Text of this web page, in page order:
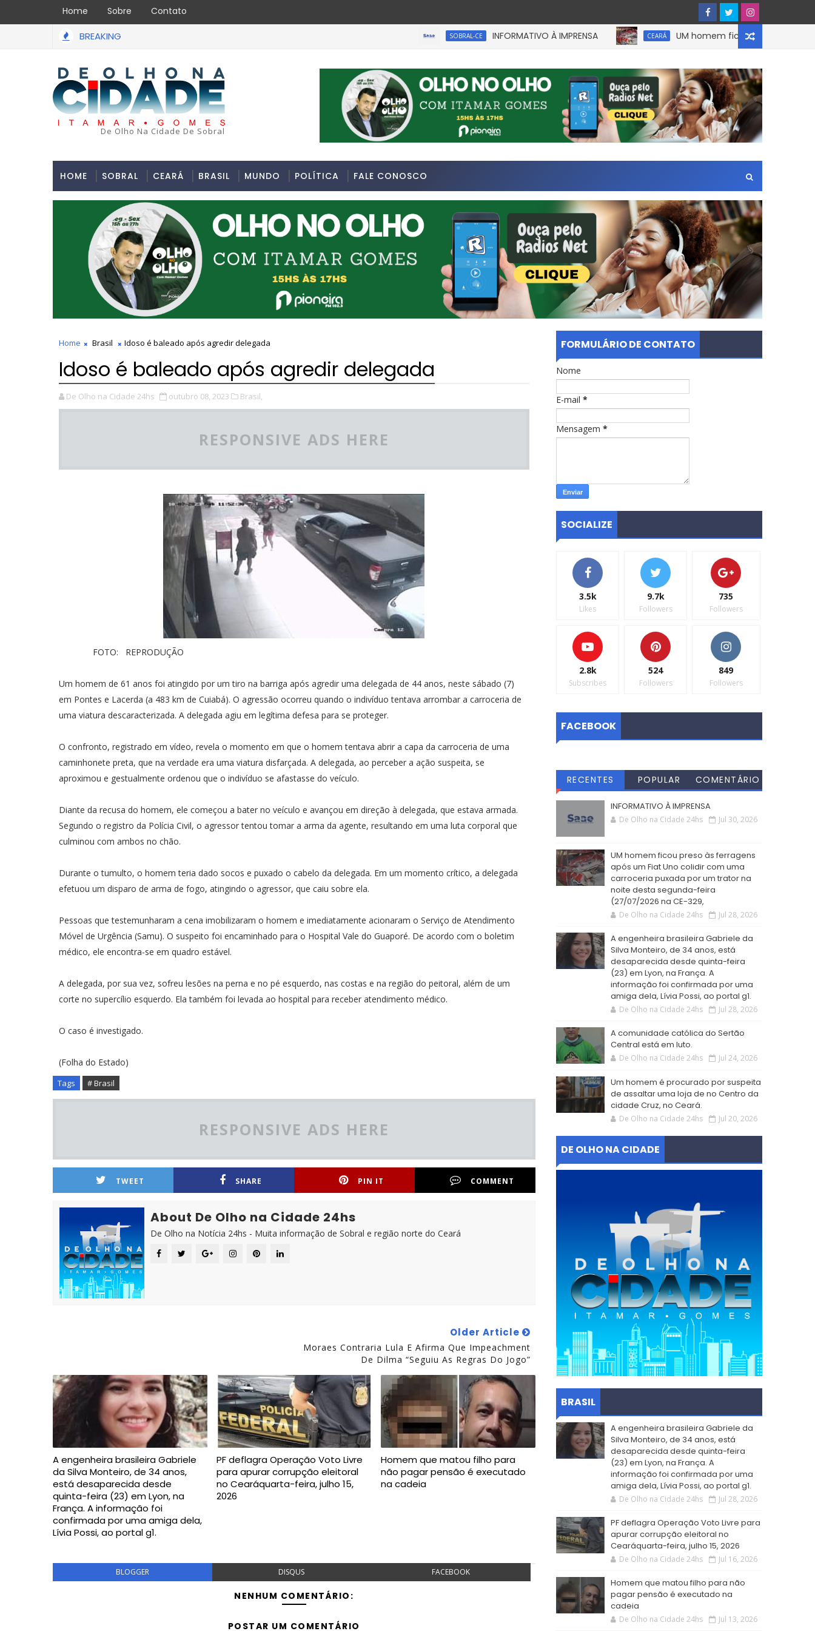
Home Sobre Contato
BREAKING SOBRAL-CE INFORMATIVO À IMPRENSA CEARÁ
UM homem ficou preso às ferragens
De Olho Na Cidade De Sobral
HOME SOBRAL CEARÁ BRASIL MUNDO POLÍTICA FALE CONOSCO
Home Brasil Idoso é baleado após agredir delegada
Idoso é baleado após agredir delegada
De Olho na Cidade 24hs outubro 08, 2023 Brasil,
RESPONSIVE ADS HERE
FOTO: REPRODUÇÃO
Um homem de 61 anos foi atingido por um tiro na barriga após agredir uma delegada de 44 anos, neste sábado (7)
em Pontes e Lacerda (a 483 km de Cuiabá). O agressão ocorreu quando o indivíduo tentava arrombar a carroceria de
uma viatura descaracterizada. A delegada agiu em legítima defesa para se proteger.
O confronto, registrado em vídeo, revela o momento em que o homem tentava abrir a capa da carroceria de uma
caminhonete preta, que na verdade era uma viatura disfarçada. A delegada, ao perceber a ação suspeita, se
aproximou e gestualmente ordenou que o indivíduo se afastasse do veículo.
Diante da recusa do homem, ele começou a bater no veículo e avançou em direção à delegada, que estava armada.
Segundo o registro da Polícia Civil, o agressor tentou tomar a arma da agente, resultando em uma luta corporal que
culminou com ambos no chão.
Durante o tumulto, o homem teria dado socos e puxado o cabelo da delegada. Em um momento crítico, a delegada
efetuou um disparo de arma de fogo, atingindo o agressor, que caiu sobre ela.
Pessoas que testemunharam a cena imobilizaram o homem e imediatamente acionaram o Serviço de Atendimento
Móvel de Urgência (Samu). O suspeito foi encaminhado para o Hospital Vale do Guaporé. De acordo com o boletim
médico, ele encontra-se em quadro estável.
A delegada, por sua vez, sofreu lesões na perna e no pé esquerdo, nas costas e na região do peitoral, além de um
corte no supercílio esquerdo. Ela também foi levada ao hospital para receber atendimento médico.
O caso é investigado.
(Folha do Estado)
Tags # Brasil
RESPONSIVE ADS HERE
TWEET SHARE PIN IT COMMENT
About De Olho na Cidade 24hs
De Olho na Notícia 24hs - Muita informação de Sobral e região norte do Ceará
Older Article
Moraes Contraria Lula E Afirma Que Impeachment
De Dilma “seguiu As Regras Do Jogo”
A engenheira brasileira Gabriele
da Silva Monteiro, de 34 anos,
está desaparecida desde
quinta-feira (23) em Lyon, na
França. A informação foi
confirmada por uma amiga dela,
Lívia Possi, ao portal g1.
PF deflagra Operação Voto Livre
para apurar corrupção eleitoral
no Cearáquarta-feira, julho 15,
2026
Homem que matou filho para
não pagar pensão é executado
na cadeia
BLOGGER DISQUS FACEBOOK
NENHUM COMENTÁRIO:
POSTAR UM COMENTÁRIO
FORMULÁRIO DE CONTATO
Nome
E-mail *
Mensagem *
SOCIALIZE
3.5k
Likes
9.7k
Followers
735
Followers
2.8k
Subscribes
524
Followers
849
Followers
FACEBOOK
RECENTES POPULAR
COMENTÁRIO
INFORMATIVO À IMPRENSA
De Olho na Cidade 24hs Jul 30, 2026
UM homem ficou preso às ferragens
após um Fiat Uno colidir com uma
carroceria puxada por um trator na
noite desta segunda-feira
(27/07/2026 na CE-329,
De Olho na Cidade 24hs Jul 28, 2026
A engenheira brasileira Gabriele da
Silva Monteiro, de 34 anos, está
desaparecida desde quinta-feira
(23) em Lyon, na França. A
informação foi confirmada por uma
amiga dela, Lívia Possi, ao portal g1.
De Olho na Cidade 24hs Jul 28, 2026
A comunidade católica do Sertão
Central está em luto.
De Olho na Cidade 24hs Jul 24, 2026
Um homem é procurado por suspeita
de assaltar uma loja de no Centro da
cidade Cruz, no Ceará.
De Olho na Cidade 24hs Jul 20, 2026
DE OLHO NA CIDADE
BRASIL
A engenheira brasileira Gabriele da
Silva Monteiro, de 34 anos, está
desaparecida desde quinta-feira
(23) em Lyon, na França. A
informação foi confirmada por uma
amiga dela, Lívia Possi, ao portal g1.
De Olho na Cidade 24hs Jul 28, 2026
PF deflagra Operação Voto Livre para
apurar corrupção eleitoral no
Cearáquarta-feira, julho 15, 2026
De Olho na Cidade 24hs Jul 16, 2026
Homem que matou filho para não
pagar pensão é executado na
cadeia
De Olho na Cidade 24hs Jul 13, 2026